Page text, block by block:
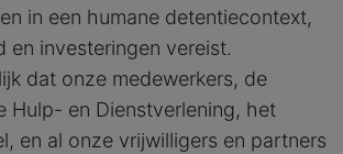
in een humane detentiecontext,
en investeringen vereist.
dat onze medewerkers, de
Hulp- en Dienstverlening, het
en al onze vrijwilligers en partners